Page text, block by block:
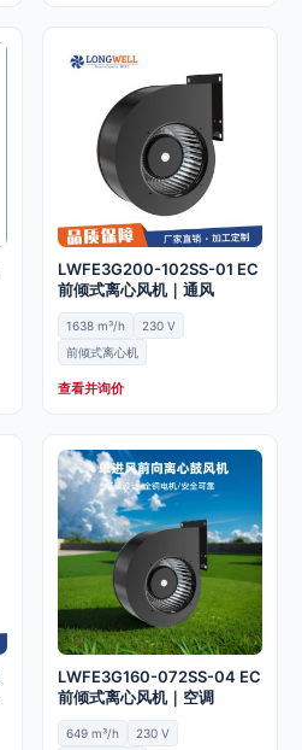
LWFE3G200-102SS-01 EC
前倾式离心风机｜通风
1638 m³/h
230 V
前倾式离心机
查看并询价
LWFE3G160-072SS-04 EC
前倾式离心风机｜空调
649 m³/h
230 V